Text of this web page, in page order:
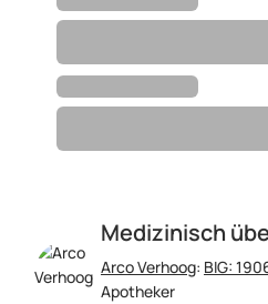
Medizinisch
Arco Verhoog: BIG:
Apotheker